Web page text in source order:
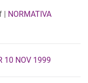
| NORMATIVA
10 NOV 1999